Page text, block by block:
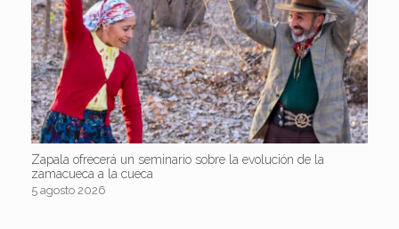
Zapala ofrecerá un seminario sobre la evolución de la
zamacueca a la cueca
5 agosto 2026